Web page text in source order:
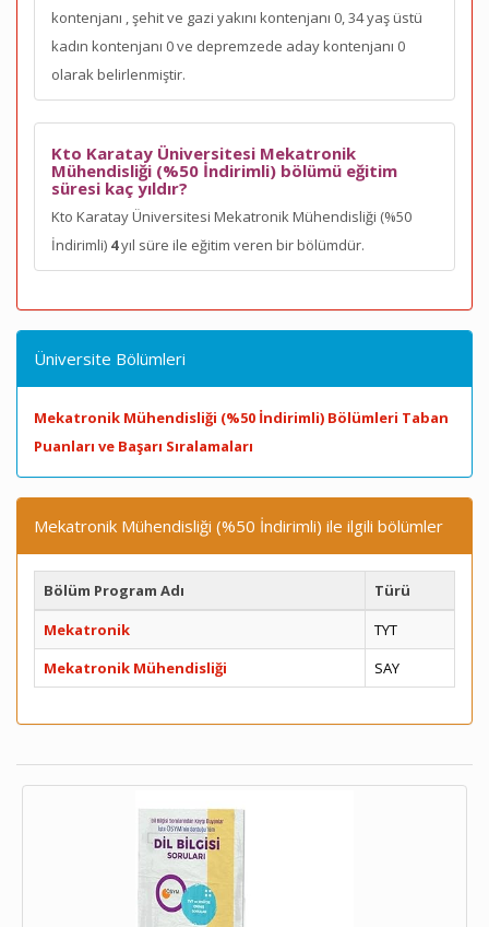
kontenjanı , şehit ve gazi yakını kontenjanı 0, 34 yaş üstü
kadın kontenjanı 0 ve depremzede aday kontenjanı 0
olarak belirlenmiştir.
Kto Karatay Üniversitesi Mekatronik
Mühendisliği (%50 İndirimli) bölümü eğitim
süresi kaç yıldır?
Kto Karatay Üniversitesi Mekatronik Mühendisliği (%50
İndirimli) 4yıl süre ile eğitim veren bir bölümdür.
Üniversite Bölümleri
Mekatronik Mühendisliği (%50 İndirimli) Bölümleri Taban
Puanları ve Başarı Sıralamaları
Mekatronik Mühendisliği (%50 İndirimli) ile ilgili bölümler
Bölüm Program Adı
Türü
Mekatronik
TYT
Mekatronik Mühendisliği
SAY